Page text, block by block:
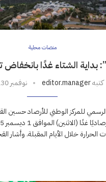
منصات محلية
بداية الشتاء غدًا بانخفاض
كتبهeditor.manager نوفمبر 30, 2025
للمركز الوطني للأرصاد حسين
الحرارة خلال الأيام المقبلة. وأشار